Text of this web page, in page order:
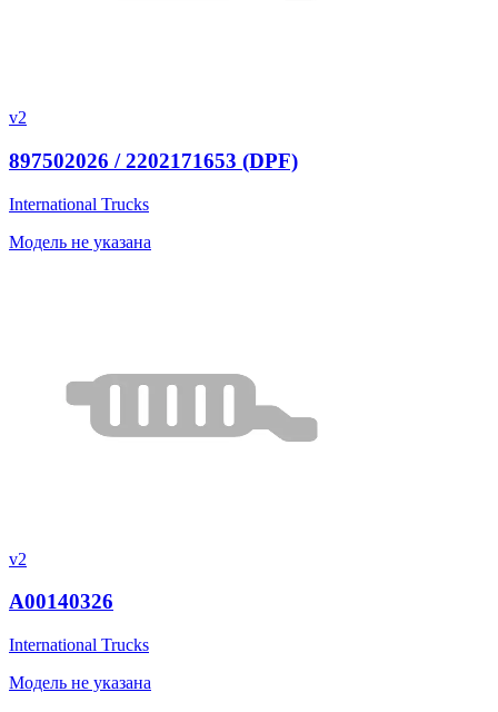
v2
897502026 / 2202171653 (DPF)
International Trucks
Модель не указана
v2
A00140326
International Trucks
Модель не указана